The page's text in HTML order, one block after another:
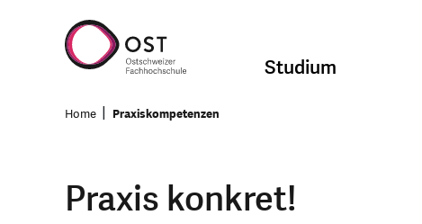
Studium
Home Praxiskompetenzen
Praxis konkret!